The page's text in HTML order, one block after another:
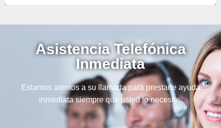
Asistencia Telefónica
Inmediata
Estamos atentos a su llamada para prestarle ayuda
inmediata siempre que usted lo necesite.